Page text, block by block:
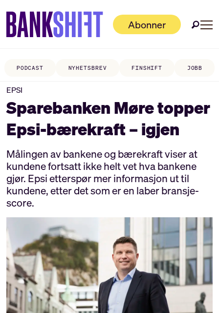
Abonner
PODCAST NYHETSBREV FINSHIFT JOBB
EPSI
Sparebanken Møre topper
Epsi-bærekraft – igjen
Målingen av bankene og bærekraft viser at
kundene fortsatt ikke helt vet hva bankene
gjør. Epsi etterspør mer informasjon ut til
kundene, etter det som er en laber bransje-
score.